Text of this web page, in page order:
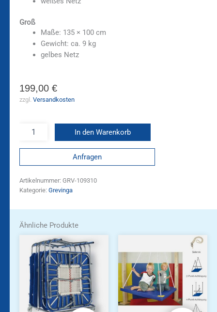
Groß
Maße: 135 × 100 cm
Gewicht: ca. 9 kg
gelbes Netz
199,00 €
zzgl. Versandkosten
In den Warenkorb
Anfragen
Artikelnummer: GRV-109310
Kategorie: Grevinga
Ähnliche Produkte